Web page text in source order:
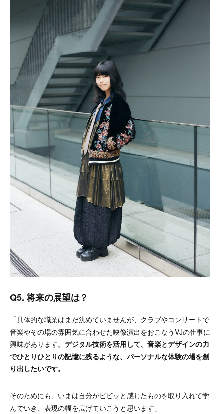
Q5. 将来の展望は？
「具体的な職業はまだ決めていませんが、クラブやコンサートで
音楽やその場の雰囲気に合わせた映像演出をおこなうVJの仕事に
興味があります。 デジタル技術を活用して、音楽とデザインの力
でひとりひとりの記憶に残るような、パーソナルな体験の場を創
り出したいです。
そのためにも、いまは自分がビビッと感じたものを取り入れて学
んでいき、表現の幅を広げていこうと思います」